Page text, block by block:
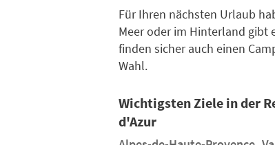
Für Ihren nächsten Urlaub
Meer oder im Hinterland gibt
finden sicher auch einen
Wahl.
Wichtigsten Ziele in der
d'Azur